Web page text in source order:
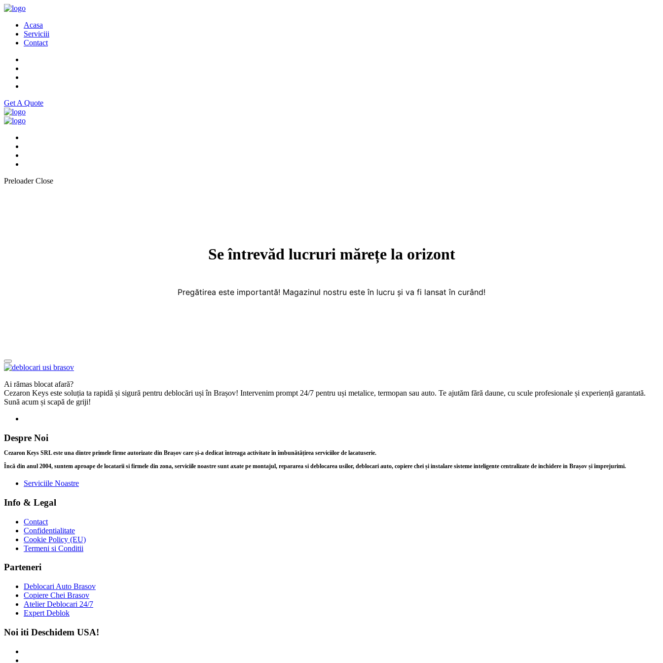
Acasa
Serviciii
Contact
Get A Quote
Preloader Close
Se întrevăd lucruri mărețe la orizont
Pregătirea este importantă! Magazinul nostru este în lucru și va fi lansat în curând!
Ai rămas blocat afară?
Cezaron Keys este soluția ta rapidă și sigură pentru deblocări uși în Brașov! Intervenim prompt 24/7 pentru uși metalice, termopan sau auto. Te ajutăm fără daune, cu scule profesionale și experiență garantată.
Sună acum și scapă de griji!
Despre Noi
Cezaron Keys SRL este una dintre primele firme autorizate din Brașov care și-a dedicat întreaga activitate în îmbunătățirea serviciilor de lacatuserie.
Încă din anul 2004, suntem aproape de locatarii si firmele din zona, serviciile noastre sunt axate pe montajul, repararea si deblocarea usilor, deblocari auto, copiere chei și instalare sisteme inteligente centralizate de inchidere in Brașov și împrejurimi.
Serviciile Noastre
Info & Legal
Contact
Confidentialitate
Cookie Policy (EU)
Termeni si Conditii
Parteneri
Deblocari Auto Brasov
Copiere Chei Brasov
Atelier Deblocari 24/7
Expert Deblok
Noi iti Deschidem USA!